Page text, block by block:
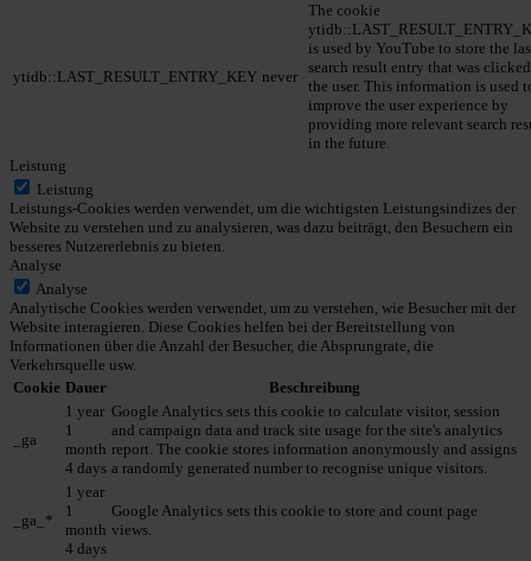
ytidb::LAST_RESULT_ENTRY_KEY never
The cookie
is used by YouTube to store the
search result entry that was
the user. This information is used
improve the user experience by
providing more relevant search
in the future.
Leistung
Leistung
Leistungs-Cookies werden verwendet, um die wichtigsten Leistungsindizes der
Website zu verstehen und zu analysieren, was dazu beiträgt, den Besuchern ein
besseres Nutzererlebnis zu bieten.
Analyse
Analyse
Analytische Cookies werden verwendet, um zu verstehen, wie Besucher mit der
Website interagieren. Diese Cookies helfen bei der Bereitstellung von
Informationen über die Anzahl der Besucher, die Absprungrate, die
Verkehrsquelle usw.
Cookie Dauer Beschreibung
_ga
1 year
1
month
4 days
Google Analytics sets this cookie to calculate visitor, session
and campaign data and track site usage for the site's analytics
report. The cookie stores information anonymously and assigns
a randomly generated number to recognise unique visitors.
_ga_*
1 year
1
month
4 days
Google Analytics sets this cookie to store and count page
views.